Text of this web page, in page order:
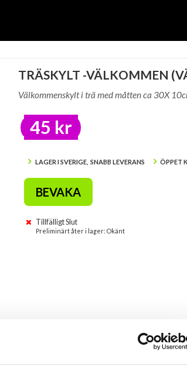
TRÄSKYLT -VÄLKOMMEN
Välkommenskylt i trä med måtten ca 30X
45 kr
LAGER I SVERIGE, SNABB LEVERANS ÖPPET
BEVAKA
Tillfälligt Slut
Preliminärt åter i lager: Okänt